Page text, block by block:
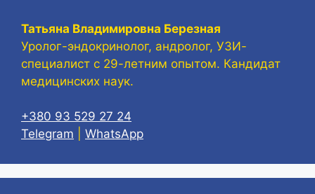
Татьяна Владимировна Березная
Уролог-эндокринолог, андролог, УЗИ-
специалист с 29-летним опытом. Кандидат
медицинских наук.
+380 93 529 27 24
Telegram
WhatsApp